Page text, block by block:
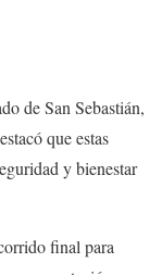
de San Sebastián,
que estas
y bienestar
final para